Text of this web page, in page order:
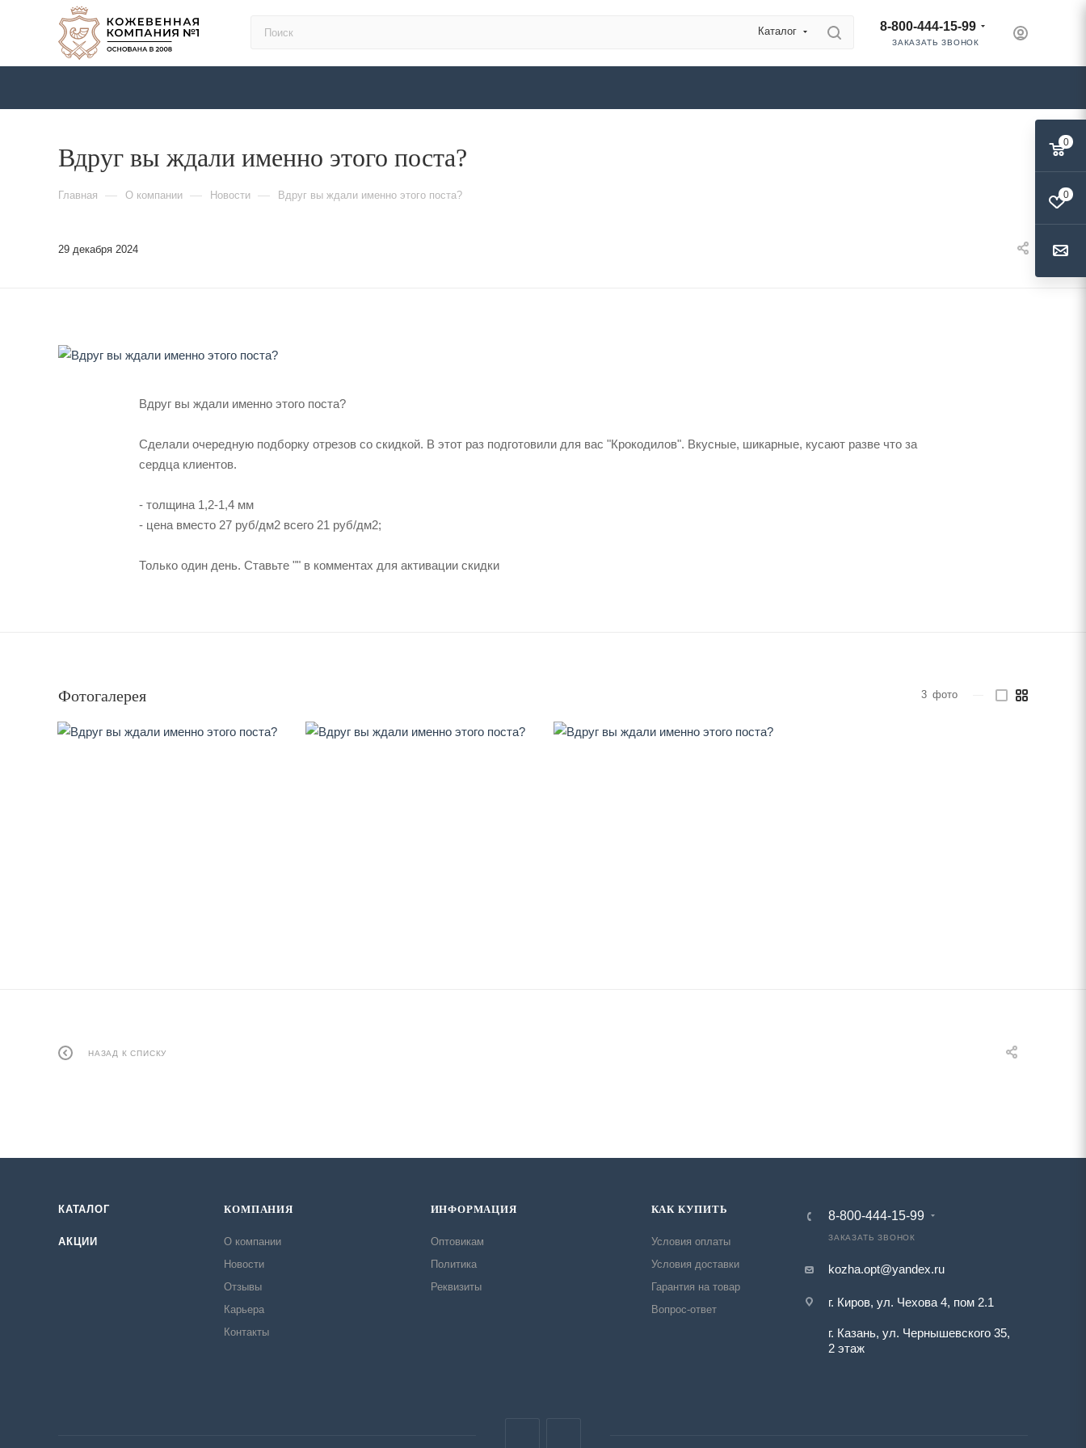
Каталог 8-800-444-15-99
ЗАКАЗАТЬ ЗВОНОК
Вдруг вы ждали именно этого поста?
Главная — О компании — Новости — Вдруг вы ждали именно этого поста?
29 декабря 2024
Вдруг вы ждали именно этого поста?
Сделали очередную подборку отрезов со скидкой. В этот раз подготовили для вас "Крокодилов". Вкусные, шикарные, кусают разве что за
сердца клиентов.
- толщина 1,2-1,4 мм
- цена вместо 27 руб/дм2 всего 21 руб/дм2;
Только один день. Ставьте "" в комментах для активации скидки
Фотогалерея 3 фото
НАЗАД К СПИСКУ
КАТАЛОГ
АКЦИИ
КОМПАНИЯ
О компании
Новости
Отзывы
Карьера
Контакты
ИНФОРМАЦИЯ
Оптовикам
Политика
Реквизиты
КАК КУПИТЬ
Условия оплаты
Условия доставки
Гарантия на товар
Вопрос-ответ
8-800-444-15-99
ЗАКАЗАТЬ ЗВОНОК
kozha.opt@yandex.ru
г. Киров, ул. Чехова 4, пом 2.1
г. Казань, ул. Чернышевского 35,
2 этаж
0
0